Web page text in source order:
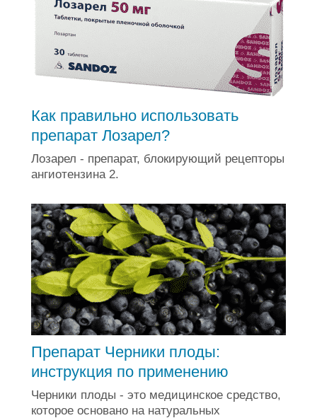
Как правильно использовать
препарат Лозарел?
Лозарел - препарат, блокирующий рецепторы
ангиотензина 2.
Препарат Черники плоды:
инструкция по применению
Черники плоды - это медицинское средство,
которое основано на натуральных